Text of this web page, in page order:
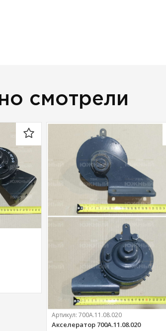
смотрели
Артикул:700А.11.08.020
Акселератор 700А.11.08.020